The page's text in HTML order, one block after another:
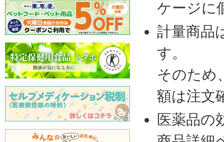
ケージに
計量商品
す。
そのため
額は注文
医薬品の